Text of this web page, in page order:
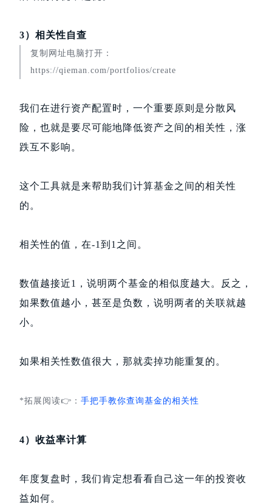
3）相关性自查
复制网址电脑打开：
https://qieman.com/portfolios/create
我们在进行资产配置时，一个重要原则是分散风
险，也就是要尽可能地降低资产之间的相关性，涨
跌互不影响。
这个工具就是来帮助我们计算基金之间的相关性
的。
相关性的值，在-1到1之间。
数值越接近1，说明两个基金的相似度越大。反之，
如果数值越小，甚至是负数，说明两者的关联就越
小。
如果相关性数值很大，那就卖掉功能重复的。
*拓展阅读👉： 手把手教你查询基金的相关性
4）收益率计算
年度复盘时，我们肯定想看看自己这一年的投资收
益如何。